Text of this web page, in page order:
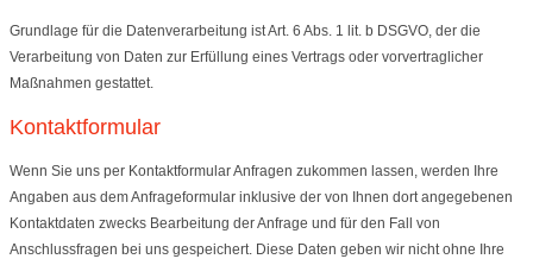
Grundlage für die Datenverarbeitung ist Art. 6 Abs. 1 lit. b DSGVO, der die
Verarbeitung von Daten zur Erfüllung eines Vertrags oder vorvertraglicher
Maßnahmen gestattet.
Kontaktformular
Wenn Sie uns per Kontaktformular Anfragen zukommen lassen, werden Ihre
Angaben aus dem Anfrageformular inklusive der von Ihnen dort angegebenen
Kontaktdaten zwecks Bearbeitung der Anfrage und für den Fall von
Anschlussfragen bei uns gespeichert. Diese Daten geben wir nicht ohne Ihre